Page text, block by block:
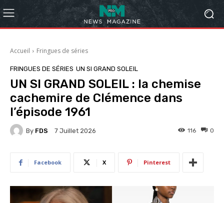
Accueil Fringues de séries
FRINGUES DE SÉRIES UN SI GRAND SOLEIL
UN SI GRAND SOLEIL : la chemise
cachemire de Clémence dans
l’épisode 1961
By FDS 7 Juillet 2026 0
116
Facebook X Pinterest